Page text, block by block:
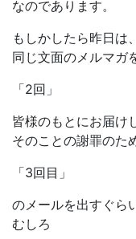
なのであります。
もしかしたら昨日は、
同じ文面のメルマガ
「2回」
皆様のもとにお届け
そのことの謝罪のた
「3回目」
のメールを出すぐら
むしろ